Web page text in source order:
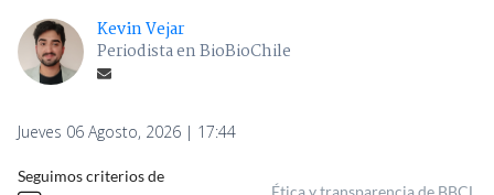
Kevin Vejar
Periodista en BioBioChile
Jueves 06 Agosto, 2026 | 17:44
Seguimos criterios de
Ética y transparencia de BBCL